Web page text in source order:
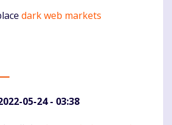
dark web markets
05-24 - 03:38